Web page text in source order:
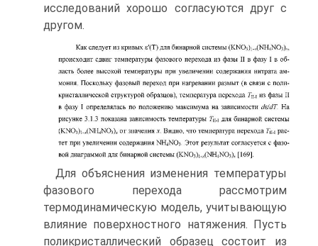
исследований хорошо согласуются друг с
другом.
Для объяснения изменения температуры
фазового перехода рассмот­рим
термодинамическую модель, учитывающую
влияние поверхностного на­тяжения. Пусть
поликристаллический образец состоит из